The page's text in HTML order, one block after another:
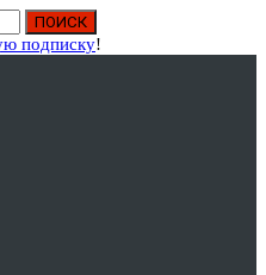
подписку!